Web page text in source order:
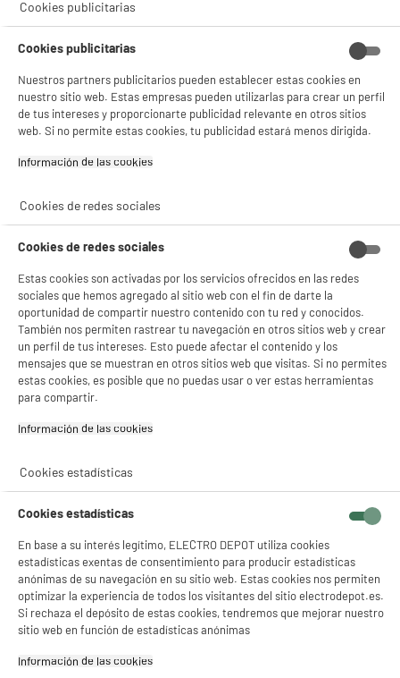
product_anchor_characteristics
9€96
Garantía incluida :
Características
Marca QUTTIN
Tipo de producto Sarten
Colores Rojo
Compatibilidad
Inducción, Gas,
Cookies publicitarias
Cookies publicitarias
Nuestros partners publicitarios pueden establecer estas cookies en
nuestro sitio web. Estas empresas pueden utilizarlas para crear un perfil
de tus intereses y proporcionarte publicidad relevante en otros sitios
web. Si no permite estas cookies, tu publicidad estará menos dirigida.
Información de las cookies‎
Cookies de redes sociales
Cookies de redes sociales
Estas cookies son activadas por los servicios ofrecidos en las redes
sociales que hemos agregado al sitio web con el fin de darte la
oportunidad de compartir nuestro contenido con tu red y conocidos.
También nos permiten rastrear tu navegación en otros sitios web y crear
un perfil de tus intereses. Esto puede afectar el contenido y los
mensajes que se muestran en otros sitios web que visitas. Si no permites
estas cookies, es posible que no puedas usar o ver estas herramientas
para compartir.
Información de las cookies‎
Cookies estadísticas
Cookies estadísticas
En base a su interés legítimo, ELECTRO DEPOT utiliza cookies
estadísticas exentas de consentimiento para producir estadísticas
anónimas de su navegación en su sitio web. Estas cookies nos permiten
optimizar la experiencia de todos los visitantes del sitio electrodepot.es.
Si rechaza el depósito de estas cookies, tendremos que mejorar nuestro
sitio web en función de estadísticas anónimas
Información de las cookies‎